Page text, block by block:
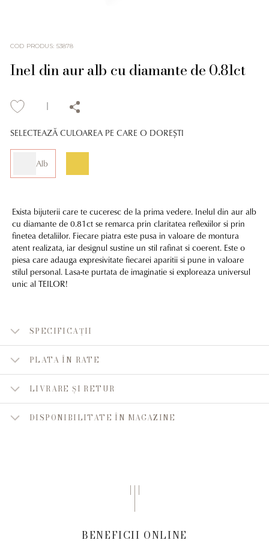
COD PRODUS: 53878
Inel din aur alb cu diamante de 0.81ct
SELECTEAZĂ CULOAREA PE CARE O DOREȘTI
Alb
Exista bijuterii care te cuceresc de la prima vedere. Inelul din aur alb
cu diamante de 0.81ct se remarca prin claritatea reflexiilor si prin
finetea detaliilor. Fiecare piatra este pusa in valoare de montura
atent realizata, iar designul sustine un stil rafinat si coerent. Este o
piesa care adauga expresivitate fiecarei aparitii si pune in valoare
stilul personal. Lasa-te purtata de imaginatie si exploreaza universul
unic al TEILOR!
SPECIFICAȚII
PLATA ÎN RATE
LIVRARE ȘI RETUR
DISPONIBILITATE ÎN MAGAZINE
BENEFICII ONLINE